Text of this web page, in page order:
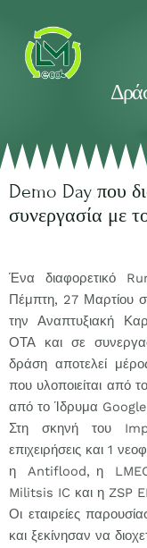
Demo Day που
συνεργασία με
Ένα διαφορετικό
Πέμπτη, 27 Μαρτίου
την Αναπτυξιακή
ΟΤΑ και σε
δράση αποτελεί
που υλοποιείται από
από το Ίδρυμα
Στη σκηνή του
επιχειρήσεις και 1
η Antiflood, η
Militsis IC και η ZSP
Οι εταιρείες
και ξεκίνησαν να